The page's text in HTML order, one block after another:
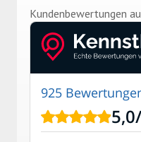
Kundenbe­wertungen
925
5,0/